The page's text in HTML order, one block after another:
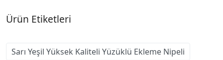
Ürün Etiketleri
Sarı Yeşil Yüksek Kaliteli Yüzüklü Ekleme Nipeli